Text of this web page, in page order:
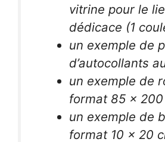
vitrine pour le
dédicace (1
un exemple de
d’autocollants
un exemple de
format 85 x 200
un exemple de
format 10 x 20